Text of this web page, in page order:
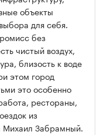
объекты
для себя.
без
чистый воздух,
близость к воде
этом город
это особенно
рестораны,
из
Михаил Забрамный.